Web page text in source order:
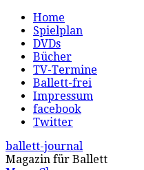
Home
Spielplan
DVDs
Bücher
TV-Termine
Ballett-frei
Impressum
facebook
Twitter
ballett-journal
Magazin für Ballett